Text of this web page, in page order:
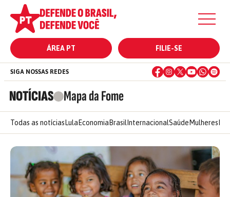
ÁREA PT FILIE-SE
NOTÍCIAS Mapa da Fome
SIGA NOSSAS REDES
Todas as notícias Lula Economia Brasil InternacionalSaúde Mulheres